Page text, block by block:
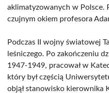
aklimatyzowanych w Polsce.
czujnym okiem profesora
Podczas II wojny światowej
leśniczego. Po zakończeniu
1947-1949, pracował w
który był częścią
objął stanowisko kierownika